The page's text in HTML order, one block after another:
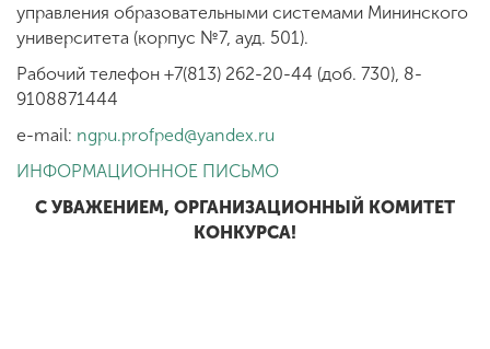
управления образовательными системами Мининского
университета (корпус №7, ауд. 501).
Рабочий телефон +7(813) 262-20-44 (доб. 730), 8-
9108871444
e-mail: ngpu.profped@yandex.ru
ИНФОРМАЦИОННОЕ ПИСЬМО
С УВАЖЕНИЕМ, ОРГАНИЗАЦИОННЫЙ КОМИТЕТ
КОНКУРСА!